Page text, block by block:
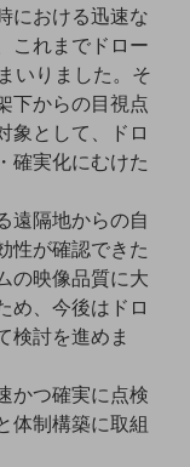
における迅速な
これまでドロー
いりました。そ
下からの目視点
象として、ドロ
確実化にむけた
遠隔地からの自
性が確認できた
の映像品質に大
め、今後はドロ
検討を進めま
かつ確実に点検
体制構築に取組